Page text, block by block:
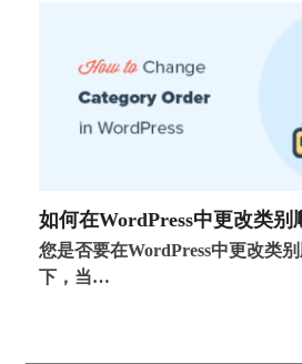
如何在WordPress中更改类别
您是否要在WordPress中更改类
下，当…